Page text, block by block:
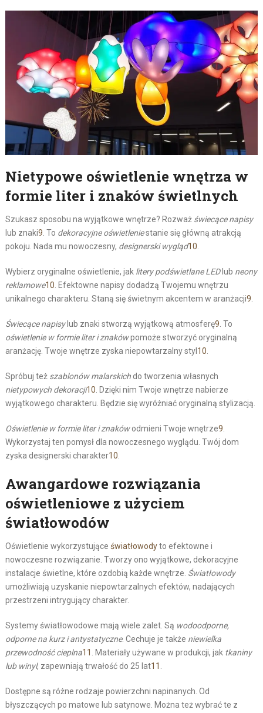
Nietypowe oświetlenie wnętrza w
formie liter i znaków świetlnych
Szukasz sposobu na wyjątkowe wnętrze? Rozważ świecące napisy
lub znaki9. To dekoracyjne oświetleniestanie się główną atrakcją
pokoju. Nada mu nowoczesny, designerski wygląd10.
Wybierz oryginalne oświetlenie, jak litery podświetlane LEDlub neony
reklamowe10. Efektowne napisy dodadzą Twojemu wnętrzu
unikalnego charakteru. Staną się świetnym akcentem w aranżacji9.
Świecące napisylub znaki stworzą wyjątkową atmosferę9. To
oświetlenie w formie liter i znakówpomoże stworzyć oryginalną
aranżację. Twoje wnętrze zyska niepowtarzalny styl 10.
Spróbuj też szablonów malarskichdo tworzenia własnych
nietypowych dekoracji10. Dzięki nim Twoje wnętrze nabierze
wyjątkowego charakteru. Będzie się wyróżniać oryginalną stylizacją.
Oświetlenie w formie liter i znakówodmieni Twoje wnętrze9.
Wykorzystaj ten pomysł dla nowoczesnego wyglądu. Twój dom
zyska designerski charakter10.
Awangardowe rozwiązania
oświetleniowe z użyciem
światłowodów
Oświetlenie wykorzystujące światłowodyto efektowne i
nowoczesne rozwiązanie. Tworzy ono wyjątkowe, dekoracyjne
instalacje świetlne, które ozdobią każde wnętrze. Światłowody
umożliwiają uzyskanie niepowtarzalnych efektów, nadających
przestrzeni intrygujący charakter.
Systemy światłowodowe mają wiele zalet. Są wodoodporne,
odporne na kurz i antystatyczne. Cechuje je także niewielka
przewodność cieplna11 . Materiały używane w produkcji, jak tkaniny
lub winyl, zapewniają trwałość do 25 lat11 .
Dostępne są różne rodzaje powierzchni napinanych. Od
błyszczących po matowe lub satynowe. Można też wybrać te z